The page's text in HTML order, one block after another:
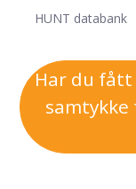
HUNT databank
Har du fått
samtykke